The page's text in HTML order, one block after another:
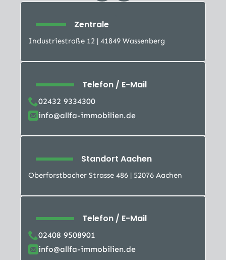
Zentrale
Industriestraße 12 | 41849 Wassenberg
Telefon / E-Mail
02432 9334300
info@allfa-immobilien.de
Standort Aachen
Oberforstbacher Strasse 486 | 52076 Aachen
Telefon / E-Mail
02408 9508901
info@allfa-immobilien.de